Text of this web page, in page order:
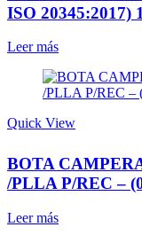
ISO 20345:2017)
Leer más
Quick View
BOTA
/PLLA P/REC –
Leer más